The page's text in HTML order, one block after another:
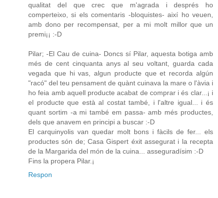
qualitat del que crec que m'agrada i després ho
comperteixo, si els comentaris -bloquistes- així ho veuen,
amb dono per recompensat, per a mi molt millor que un
premi¡¡ :-D
Pilar; -El Cau de cuina- Doncs sí Pilar, aquesta botiga amb
més de cent cinquanta anys al seu voltant, guarda cada
vegada que hi vas, algun producte que et recorda algún
"racó" del teu pensament de quànt cuinava la mare o l'àvia i
ho feia amb aquell producte acabat de comprar i és clar...¡ i
el producte que està al costat també, i l'altre igual... i és
quant sortim -a mi també em passa- amb més productes,
dels que anavem en principi a buscar :-D
El carquinyolis van quedar molt bons i fàcils de fer... els
productes són de; Casa Gispert éxit assegurat i la recepta
de la Margarida del món de la cuina... asseguradísim :-D
Fins la propera Pilar.¡
Respon